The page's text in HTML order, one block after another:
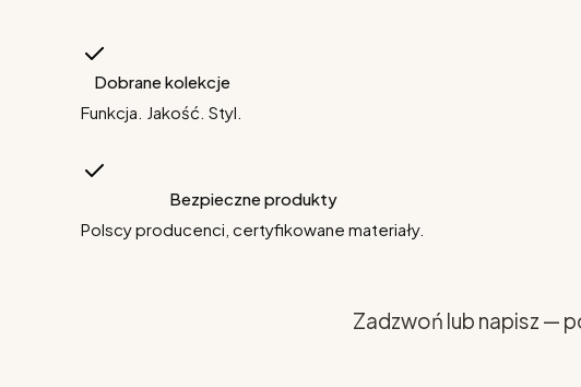
Dobrane kolekcje
Funkcja. Jakość. Styl.
Bezpieczne produkty
Polscy producenci, certyfikowane materiały.
Zadzwoń lub napisz —